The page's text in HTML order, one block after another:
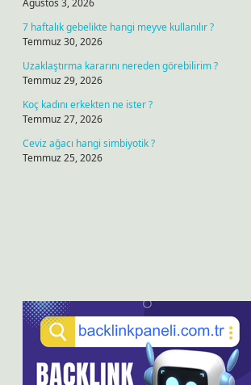
Ağustos 3, 2026
7 haftalık gebelikte hangi meyve kullanılır ?
Temmuz 30, 2026
Uzaklaştırma kararını nereden görebilirim ?
Temmuz 29, 2026
Koç kadını erkekten ne ister ?
Temmuz 27, 2026
Ceviz ağacı hangi simbiyotik ?
Temmuz 25, 2026